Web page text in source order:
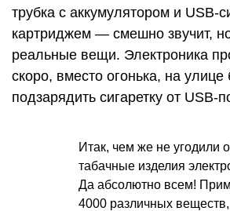
трубка с аккумулятором и USB-
картриджем — смешно звучит,
реальные вещи. Электроника
скоро, вместо огонька, на улице
подзарядить сигаретку от USB-
Итак, чем же не угодили
табачные изделия
Да абсолютно всем!
4000 различных веществ,